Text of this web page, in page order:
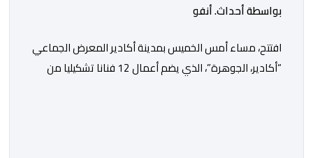
بواسطة أحداث. أنفو
افتتح، مساء أمس الخميس بمدينة أكادير المعرض الجماعي
“أكادير، الجوهرة”، الذي يضم أعمال 12 فنانا تشكيليا من